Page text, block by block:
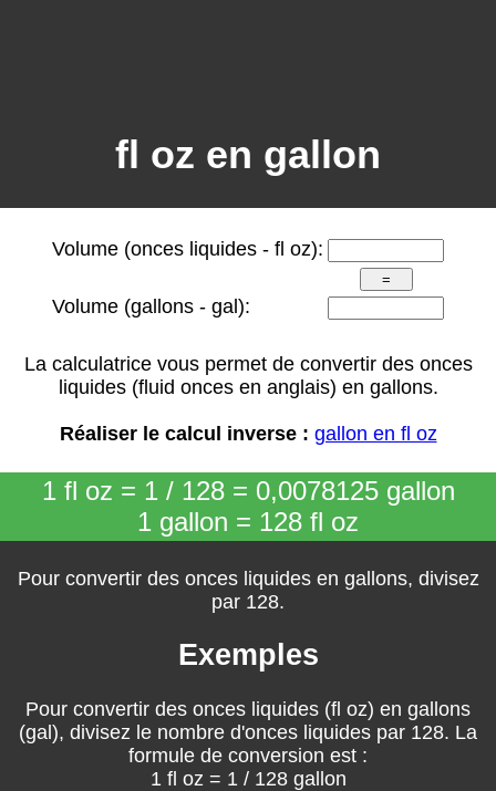
fl oz en gallon
Volume (onces liquides - fl oz):
Volume (gallons - gal):
La calculatrice vous permet de convertir des onces
liquides (fluid onces en anglais) en gallons.
Réaliser le calcul inverse : gallon en fl oz
1 fl oz = 1 / 128 = 0,0078125 gallon
1 gallon = 128 fl oz
Pour convertir des onces liquides en gallons, divisez
par 128.
Exemples
Pour convertir des onces liquides (fl oz) en gallons
(gal), divisez le nombre d'onces liquides par 128. La
formule de conversion est :
1 fl oz = 1 / 128 gallon